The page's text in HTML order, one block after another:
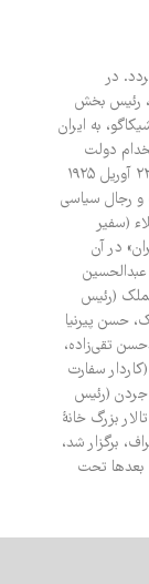
سال ۱۳۰۴ باز می‌گردد. در
آرتور پوپ۱ آمریکایی، رئیس بخش
به ایران
دولت
ایران درآمد.۲ در جلسه‌ای در ۲ اردیبهشت ۱۳۰۴ / ۲۲ آوریل ۱۹۲۵
رجال سیاسی
(سفیر
در آن
(رئیس
حسن پیرنیا
تقی‌زاده،
سفارت
جردن (رئیس
بزرگ خانۀ
برگزار شد،
بعدها تحت